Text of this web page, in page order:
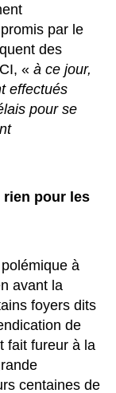
par le
des
, « à ce jour,
effectués
pour se
rien pour les
à
avant la
foyers dits
de
fait fureur à la
centaines de